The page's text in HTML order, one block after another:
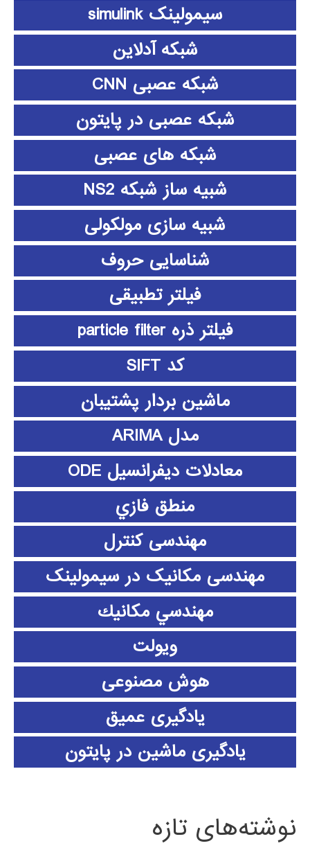
سیمولینک simulink
شبکه آدلاین
شبکه عصبی CNN
شبکه عصبی در پایتون
شبکه های عصبی
شبیه ساز شبکه NS2
شبیه سازی مولکولی
شناسایی حروف
فیلتر تطبیقی
فیلتر ذره particle filter
کد SIFT
ماشین بردار پشتیبان
مدل ARIMA
معادلات دیفرانسیل ODE
منطق فازي
مهندسی کنترل
مهندسی مکانیک در سیمولینک
مهندسي مكانيك
ویولت
هوش مصنوعی
یادگیری عمیق
یادگیری ماشین در پایتون
نوشته‌های تازه